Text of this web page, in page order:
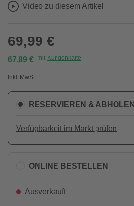
Video zu diesem Artikel
69,99 €
67,89 € mit Kundenkarte
Inkl. MwSt.
RESERVIEREN & ABHOLEN
Verfügbarkeit im Markt prüfen
ONLINE BESTELLEN
Ausverkauft